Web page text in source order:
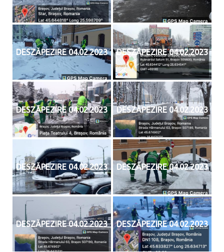
DESZĂPEZIRE 04.02.2023 DESZĂPEZIRE 04.02.2023
DESZĂPEZIRE 04.02.2023 DESZĂPEZIRE 04.02.2023
DESZĂPEZIRE 04.02.2023 DESZĂPEZIRE 04.02.2023
DESZĂPEZIRE 04.02.2023 DESZĂPEZIRE 04.02.2023